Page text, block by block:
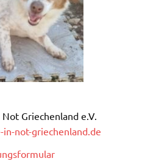
Griechenland e.V.
not-griechenland.de